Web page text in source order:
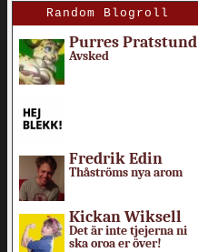
Random Blogroll
Purres Pratstund
Avsked
Fredrik Edin
Thåströms nya arom
Kickan Wiksell
Det är inte tjejerna ni
ska oroa er över!